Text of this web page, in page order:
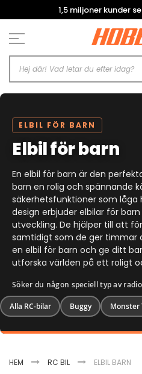
1,5 miljoner kunder
ELBIL FÖR BARN
Elbil för barn
En elbil för barn är den
barn en rolig och spännande
säkerhetsfunktioner som
design erbjuder elbilar för
utveckling. De hjälper till att
samtidigt som de ger timmar
en elbil för barn och ge ditt
utforska världen på ett roligt
Söker du någon speciell typ av
Alla RC-bilar Buggy Monster
HEM RC BIL ELBIL BARN